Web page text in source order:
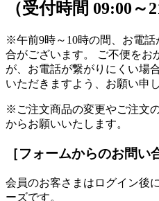
（受付時間 09:00～
※午前9時～10時の間、お電
合がございます。 ご不便をお
が、お電話が繋がりにくい場
いただきますよう、お願い申
※ご注文商品の変更やご注文
からお願いいたします。
［フォームからのお問い
会員のお客さまはログイン後
ーズです。